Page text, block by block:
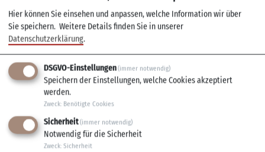
langen örtlichen Fastnachts-Tradition.
Treffpunkt:Tourist-Information Veitshöchheim
Preis:11 € pro Person
Anmeldung erforderlich: Tel. 0931 780900-25
oder
touristik(at)veitshoechheim.de
oder buchen Sie
direkt über unserErlebnisportal
Hier können Sie einsehen und anpassen, welche Information wir über
Sie speichern. Weitere Details finden Sie in unserer
Datenschutzerklärung.
DSGVO-Einstellungen(immer notwendig)
Speichern der Einstellungen, welche Cookies akzeptiert
werden.
Zweck: Benötigte Cookies
Sicherheit(immer notwendig)
Notwendig für die Sicherheit
Zweck: Sicherheit